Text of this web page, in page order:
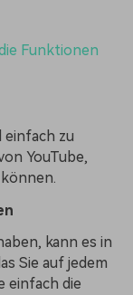
Funktionen
zu
YouTube,
kann es in
Sie auf jedem
einfach die